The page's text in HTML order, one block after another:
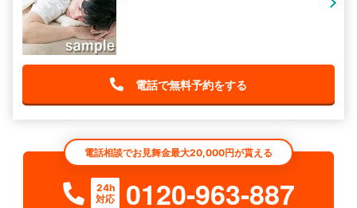
電話で無料予約をする
電話相談でお見舞金最大20,000円が貰える
24h
対応
0120-963-887